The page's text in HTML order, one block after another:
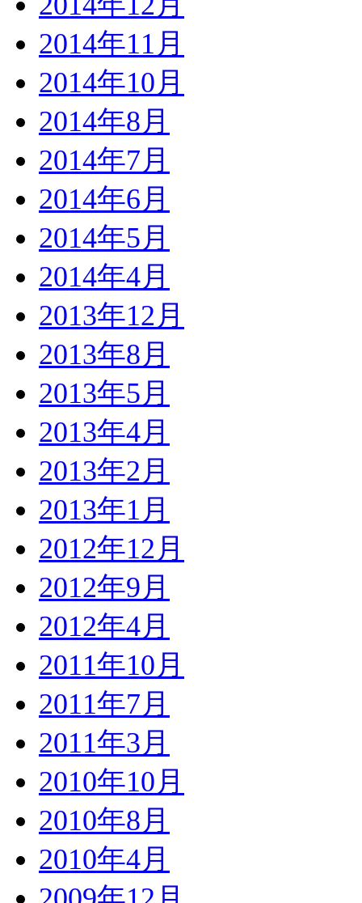
2014年11月
2014年10月
2014年8月
2014年7月
2014年6月
2014年5月
2014年4月
2013年12月
2013年8月
2013年5月
2013年4月
2013年2月
2013年1月
2012年12月
2012年9月
2012年4月
2011年10月
2011年7月
2011年3月
2010年10月
2010年8月
2010年4月